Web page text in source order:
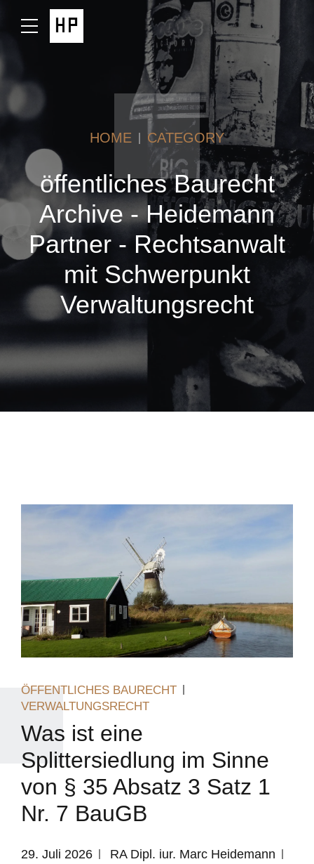
HOME CATEGORY
öffentliches Baurecht
Archive - Heidemann
Partner - Rechtsanwalt
mit Schwerpunkt
Verwaltungsrecht
ÖFFENTLICHES BAURECHT
VERWALTUNGSRECHT
Was ist eine
Splittersiedlung im Sinne
von § 35 Absatz 3 Satz 1
Nr. 7 BauGB
29. Juli 2026
RA Dipl. iur. Marc Heidemann